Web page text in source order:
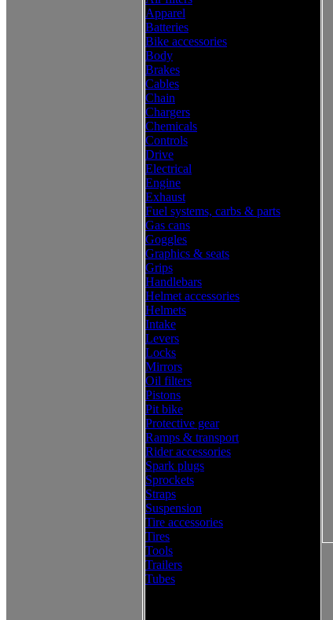
Apparel
Batteries
Bike accessories
Body
Brakes
Cables
Chain
Chargers
Chemicals
Controls
Drive
Electrical
Engine
Exhaust
Fuel systems, carbs & parts
Gas cans
Goggles
Graphics & seats
Grips
Handlebars
Helmet accessories
Helmets
Intake
Levers
Locks
Mirrors
Oil filters
Pistons
Pit bike
Protective gear
Ramps & transport
Rider accessories
Spark plugs
Sprockets
Straps
Suspension
Tire accessories
Tires
Tools
Trailers
Tubes